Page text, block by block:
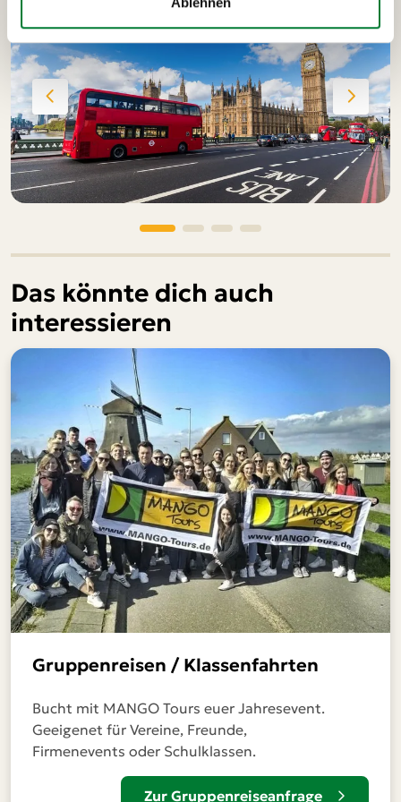
Das könnte dich auch
interessieren
Gruppenreisen / Klassenfahrten
Bucht mit MANGO Tours euer Jahresevent.
Geeigenet für Vereine, Freunde,
Firmenevents oder Schulklassen.
Zur Gruppenreiseanfrage